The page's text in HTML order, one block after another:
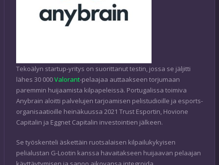
Tekoälyn startup-yritys on suorittanut testin, jossa se jäljitti
lähes 30 000Valorant-pelaajaa auttaakseen torjumaan
paremmin huijaamista kilpapeleissä. Portugalissa toimiva
Anybrain aloitti palvelujen tarjoamisen pelistudioille ja esports-
organisaatioille heinäkuussa 2021 Trust Esportin, Hovione
Capitalin ja Eggnet Capitalin investointien jälkeen.
Se työskenteli äskettäin ruotsalaisen kilpailukykyisen
pelialustan G-Lootin kanssa havaitakseen huijaavan pelaajan